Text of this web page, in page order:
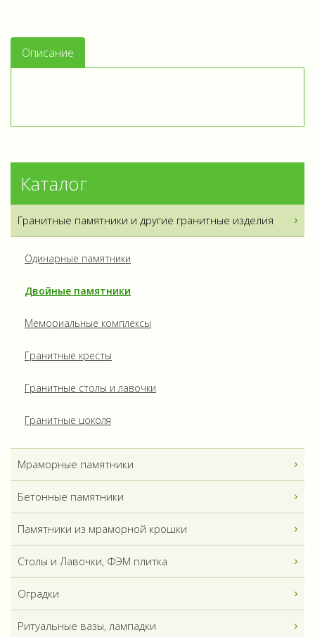
Описание
Каталог
Гранитные памятники и другие гранитные изделия
Одинарные памятники
Двойные памятники
Мемориальные комплексы
Гранитные кресты
Гранитные столы и лавочки
Гранитные цоколя
Мраморные памятники
Бетонные памятники
Памятники из мраморной крошки
Столы и Лавочки, ФЭМ плитка
Оградки
Ритуальные вазы, лампадки